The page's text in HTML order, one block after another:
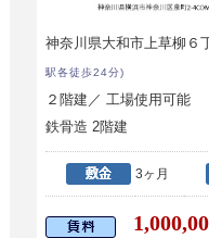
神奈川県大和市上草柳６
駅各徒歩24分)
２階建／ 工場使用可能
鉄骨造 2階建
3ヶ月